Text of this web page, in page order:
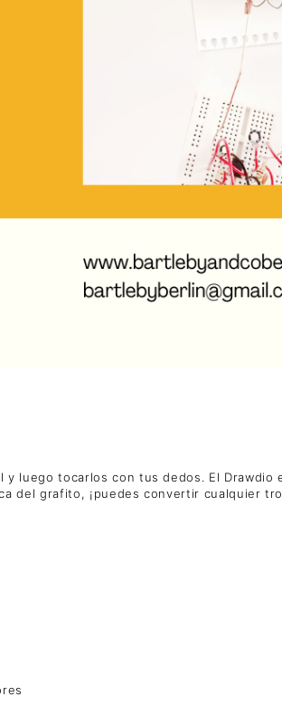
luego tocarlos con tus dedos. El
del grafito, ¡puedes convertir cualquier